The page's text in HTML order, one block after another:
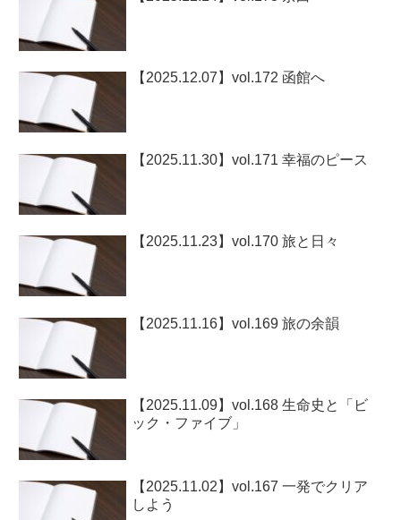
【2025.12.07】vol.172 函館へ
【2025.11.30】vol.171 幸福のピース
【2025.11.23】vol.170 旅と日々
【2025.11.16】vol.169 旅の余韻
【2025.11.09】vol.168 生命史と「ビ
ック・ファイブ」
【2025.11.02】vol.167 一発でクリア
しよう